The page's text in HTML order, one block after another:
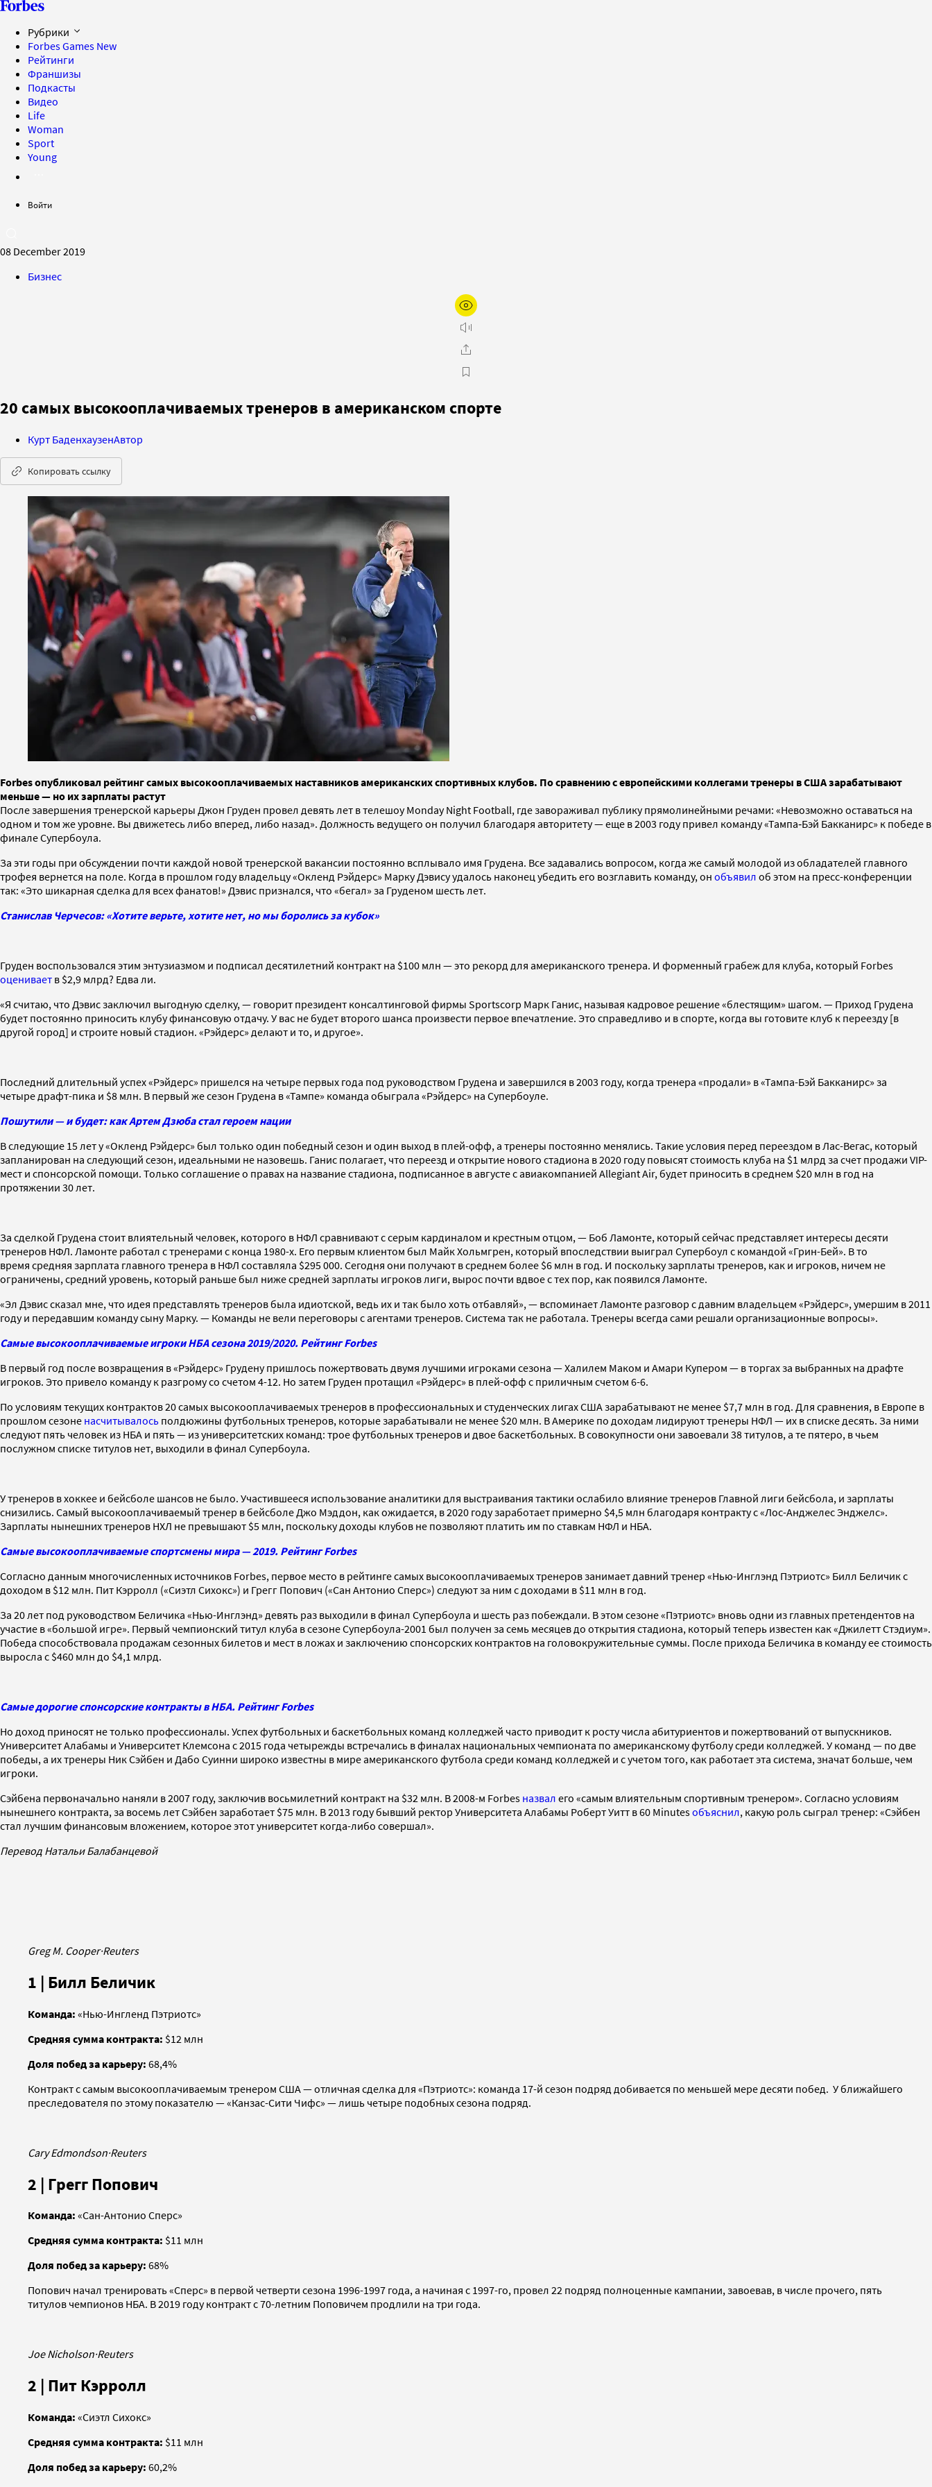
Рубрики
Forbes Games New
Рейтинги
Франшизы
Подкасты
Видео
Life
Woman
Sport
Young
Войти
08 December 2019
Бизнес
20 самых высокооплачиваемых тренеров в американском спорте
Курт БаденхаузенАвтор
Копировать ссылку
Forbes опубликовал рейтинг самых высокооплачиваемых наставников американских спортивных клубов. По сравнению с европейскими коллегами тренеры в США зарабатывают
меньше — но их зарплаты растут
После завершения тренерской карьеры Джон Груден провел девять лет в телешоу Monday Night Football, где завораживал публику прямолинейными речами: «Невозможно оставаться на
одном и том же уровне. Вы движетесь либо вперед, либо назад». Должность ведущего он получил благодаря авторитету — еще в 2003 году привел команду «Тампа‑Бэй Бакканирс» к победе в
финале Супербоула.
За эти годы при обсуждении почти каждой новой тренерской вакансии постоянно всплывало имя Грудена. Все задавались вопросом, когда же самый молодой из обладателей главного
трофея вернется на поле. Когда в прошлом году владельцу «Окленд Рэйдерс» Марку Дэвису удалось наконец убедить его возглавить команду, он объявил об этом на пресс-конференции
так: «Это шикарная сделка для всех фанатов!» Дэвис признался, что «бегал» за Груденом шесть лет.
Станислав Черчесов: «Хотите верьте, хотите нет, но мы боролись за кубок»
Груден воспользовался этим энтузиазмом и подписал десятилетний контракт на $100 млн — это рекорд для американского тренера. И форменный грабеж для клуба, который Forbes
оценивает в $2,9 млрд? Едва ли.
«Я считаю, что Дэвис заключил выгодную сделку, — говорит президент консалтинговой фирмы Sportscorp Марк Ганис, называя кадровое решение «блестящим» шагом. — Приход Грудена
будет постоянно приносить клубу финансовую отдачу. У вас не будет второго шанса произвести первое впечатление. Это справедливо и в спорте, когда вы готовите клуб к переезду [в
другой город] и строите новый стадион. «Рэйдерс» делают и то, и другое».
Последний длительный успех «Рэйдерс» пришелся на четыре первых года под руководством Грудена и завершился в 2003 году, когда тренера «продали» в «Тампа-Бэй Бакканирс» за
четыре драфт-пика и $8 млн. В первый же сезон Грудена в «Тампе» команда обыграла «Рэйдерс» на Супербоуле.
Пошутили — и будет: как Артем Дзюба стал героем нации
В следующие 15 лет у «Окленд Рэйдерс» был только один победный сезон и один выход в плей-офф, а тренеры постоянно менялись. Такие условия перед переездом в Лас-Вегас, который
запланирован на следующий сезон, идеальными не назовешь. Ганис полагает, что переезд и открытие нового стадиона в 2020 году повысят стоимость клуба на $1 млрд за счет продажи VIP-
мест и спонсорской помощи. Только соглашение о правах на название стадиона, подписанное в августе с авиакомпанией Allegiant Air, будет приносить в среднем $20 млн в год на
протяжении 30 лет.
За сделкой Грудена стоит влиятельный человек, которого в НФЛ сравнивают с серым кардиналом и крестным отцом, — Боб Ламонте, который сейчас представляет интересы десяти
тренеров НФЛ. Ламонте работал с тренерами с конца 1980-х. Его первым клиентом был Майк Хольмгрен, который впоследствии выиграл Супербоул с командой «Грин-Бей». В то
время средняя зарплата главного тренера в НФЛ составляла $295 000. Сегодня они получают в среднем более $6 млн в год. И поскольку зарплаты тренеров, как и игроков, ничем не
ограничены, средний уровень, который раньше был ниже средней зарплаты игроков лиги, вырос почти вдвое с тех пор, как появился Ламонте.
«Эл Дэвис сказал мне, что идея представлять тренеров была идиотской, ведь их и так было хоть отбавляй», — вспоминает Ламонте разговор с давним владельцем «Рэйдерс», умершим в 2011
году и передавшим команду сыну Марку. — Команды не вели переговоры с агентами тренеров. Система так не работала. Тренеры всегда сами решали организационные вопросы».
Самые высокооплачиваемые игроки НБА сезона 2019/2020. Рейтинг Forbes
В первый год после возвращения в «Рэйдерс» Грудену пришлось пожертвовать двумя лучшими игроками сезона — Халилем Маком и Амари Купером — в торгах за выбранных на драфте
игроков. Это привело команду к разгрому со счетом 4-12. Но затем Груден протащил «Рэйдерс» в плей-офф с приличным счетом 6-6.
По условиям текущих контрактов 20 самых высокооплачиваемых тренеров в профессиональных и студенческих лигах США зарабатывают не менее $7,7 млн в год. Для сравнения, в Европе в
прошлом сезоне насчитывалось полдюжины футбольных тренеров, которые зарабатывали не менее $20 млн. В Америке по доходам лидируют тренеры НФЛ — их в списке десять. За ними
следуют пять человек из НБА и пять — из университетских команд: трое футбольных тренеров и двое баскетбольных. В совокупности они завоевали 38 титулов, а те пятеро, в чьем
послужном списке титулов нет, выходили в финал Супербоула.
У тренеров в хоккее и бейсболе шансов не было. Участившееся использование аналитики для выстраивания тактики ослабило влияние тренеров Главной лиги бейсбола, и зарплаты
снизились. Самый высокооплачиваемый тренер в бейсболе Джо Мэддон, как ожидается, в 2020 году заработает примерно $4,5 млн благодаря контракту с «Лос-Анджелес Энджелс».
Зарплаты нынешних тренеров НХЛ не превышают $5 млн, поскольку доходы клубов не позволяют платить им по ставкам НФЛ и НБА.
Самые высокооплачиваемые спортсмены мира — 2019. Рейтинг Forbes
Согласно данным многочисленных источников Forbes, первое место в рейтинге самых высокооплачиваемых тренеров занимает давний тренер «Нью-Инглэнд Пэтриотс» Билл Беличик с
доходом в $12 млн. Пит Кэрролл («Сиэтл Сихокс») и Грегг Попович («Сан Антонио Сперс») следуют за ним с доходами в $11 млн в год.
За 20 лет под руководством Беличика «Нью-Инглэнд» девять раз выходили в финал Супербоула и шесть раз побеждали. В этом сезоне «Пэтриотс» вновь одни из главных претендентов на
участие в «большой игре». Первый чемпионский титул клуба в сезоне Супербоула-2001 был получен за семь месяцев до открытия стадиона, который теперь известен как «Джилетт Стэдиум».
Победа способствовала продажам сезонных билетов и мест в ложах и заключению спонсорских контрактов на головокружительные суммы. После прихода Беличика в команду ее стоимость
выросла с $460 млн до $4,1 млрд.
Самые дорогие спонсорские контракты в НБА. Рейтинг Forbes
Но доход приносят не только профессионалы. Успех футбольных и баскетбольных команд колледжей часто приводит к росту числа абитуриентов и пожертвований от выпускников.
Университет Алабамы и Университет Клемсона с 2015 года четырежды встречались в финалах национальных чемпионата по американскому футболу среди колледжей. У команд — по две
победы, а их тренеры Ник Сэйбен и Дабо Суинни широко известны в мире американского футбола среди команд колледжей и с учетом того, как работает эта система, значат больше, чем
игроки.
Сэйбена первоначально наняли в 2007 году, заключив восьмилетний контракт на $32 млн. В 2008-м Forbes назвал его «самым влиятельным спортивным тренером». Согласно условиям
нынешнего контракта, за восемь лет Сэйбен заработает $75 млн. В 2013 году бывший ректор Университета Алабамы Роберт Уитт в 60 Minutesобъяснил, какую роль сыграл тренер: «Сэйбен
стал лучшим финансовым вложением, которое этот университет когда-либо совершал».
Перевод Натальи Балабанцевой
Greg M. Cooper·Reuters
1 | Билл Беличик
Команда: «Нью-Ингленд Пэтриотс»
Средняя сумма контракта: $12 млн
Доля побед за карьеру: 68,4%
Контракт с самым высокооплачиваемым тренером США — отличная сделка для «Пэтриотс»: команда 17-й сезон подряд добивается по меньшей мере десяти побед. У ближайшего
преследователя по этому показателю — «Канзас-Сити Чифс» — лишь четыре подобных сезона подряд.
Cary Edmondson·Reuters
2 | Грегг Попович
Команда: «Сан-Антонио Сперс»
Средняя сумма контракта: $11 млн
Доля побед за карьеру: 68%
Попович начал тренировать «Сперс» в первой четверти сезона 1996-1997 года, а начиная с 1997-го, провел 22 подряд полноценные кампании, завоевав, в числе прочего, пять
титулов чемпионов НБА. В 2019 году контракт с 70-летним Поповичем продлили на три года.
Joe Nicholson·Reuters
2 | Пит Кэрролл
Команда: «Сиэтл Сихокс»
Средняя сумма контракта: $11 млн
Доля побед за карьеру: 60,2%